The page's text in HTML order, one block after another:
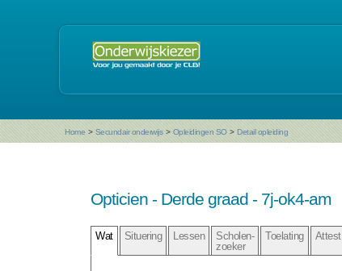
Home > Secundair onderwijs > Opleidingen SO > Detail opleiding
Opticien - Derde graad - 7j-ok4-am
Wat Situering Lessen
Scholen-
zoeker
Toelating Attest